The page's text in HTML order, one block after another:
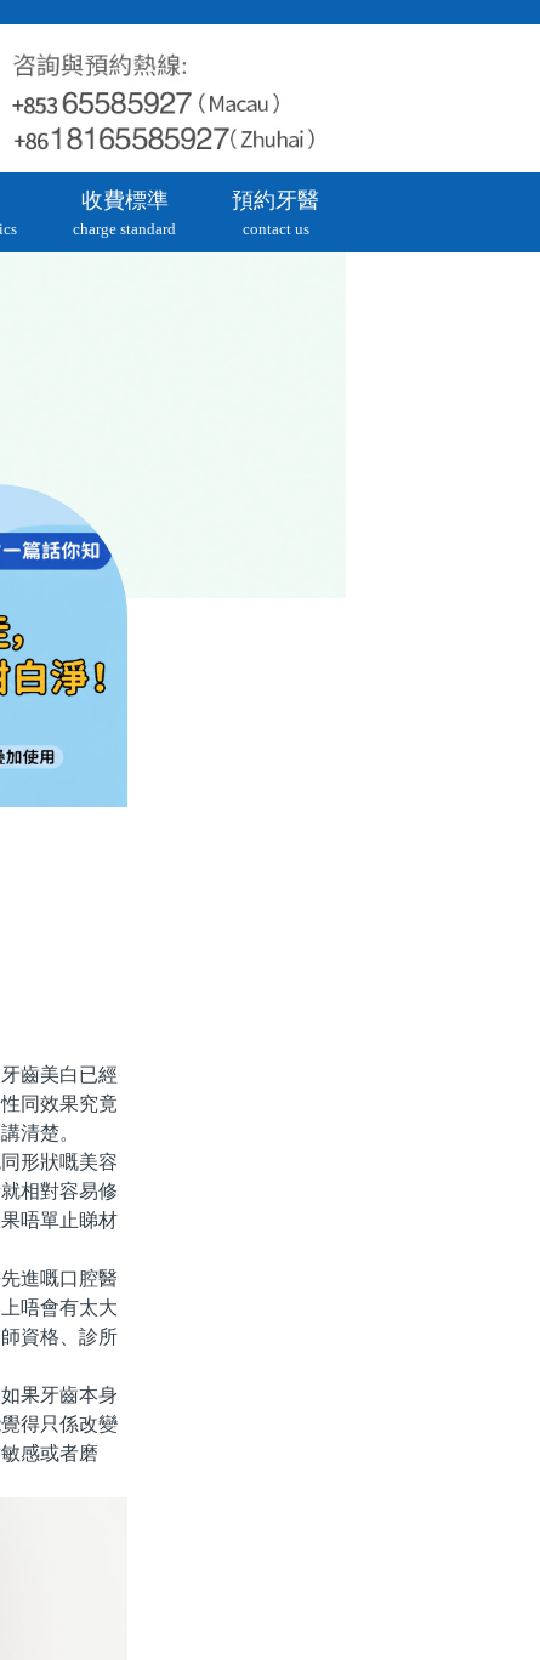
收費標準
charge standard
預約牙醫
contact us
齒美白已經
同效果究竟
清楚。
形狀嘅美容
相對容易修
唔單止睇材
進嘅口腔醫
唔會有太大
資格、診所
果牙齒本身
得只係改變
感或者磨